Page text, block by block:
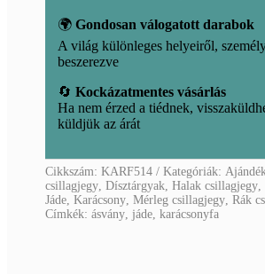
🌍Gondosan válogatott darabok
A világ különleges helyeiről,
beszerezve
🔄Kockázatmentes vásárlás
Ha nem érzed a tiédnek,
küldjük az árát
Cikkszám:KARF514 Kategóriák:
csillagjegy ,Dísztárgyak ,Halak csillagjegy ,
Jáde ,Karácsony ,Mérleg csillagjegy ,Rák
Címkék:ásvány jáde ,karácsonyfa